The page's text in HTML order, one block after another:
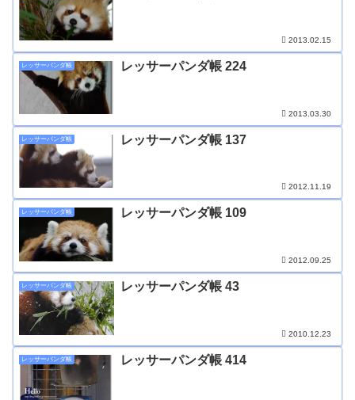
2013.02.15
レッサーパンダ帳 レッサーパンダ帳 224
2013.03.30
レッサーパンダ帳 レッサーパンダ帳 137
2012.11.19
レッサーパンダ帳 レッサーパンダ帳 109
2012.09.25
レッサーパンダ帳 レッサーパンダ帳 43
2010.12.23
レッサーパンダ帳 レッサーパンダ帳 414